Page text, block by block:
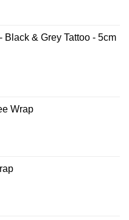
Black & Grey Tattoo - 5cm
Wrap